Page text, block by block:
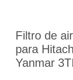
Filtro de
para
Yanmar